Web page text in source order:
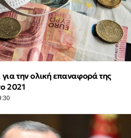
για την ολική επαναφορά της
2021